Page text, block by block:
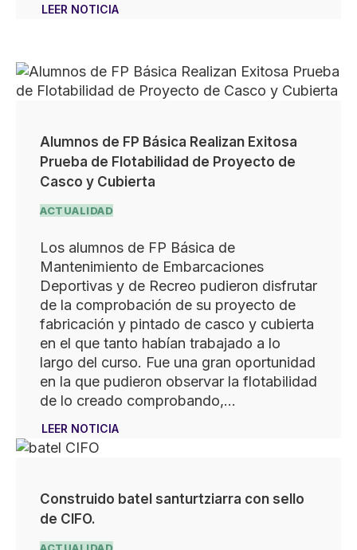
LEER NOTICIA
Alumnos de FP Básica Realizan Exitosa
Prueba de Flotabilidad de Proyecto de
Casco y Cubierta
ACTUALIDAD
Los alumnos de FP Básica de
Mantenimiento de Embarcaciones
Deportivas y de Recreo pudieron disfrutar
de la comprobación de su proyecto de
fabricación y pintado de casco y cubierta
en el que tanto habían trabajado a lo
largo del curso. Fue una gran oportunidad
en la que pudieron observar la flotabilidad
de lo creado comprobando,…
LEER NOTICIA
Construido batel santurtziarra con sello
de CIFO.
ACTUALIDAD